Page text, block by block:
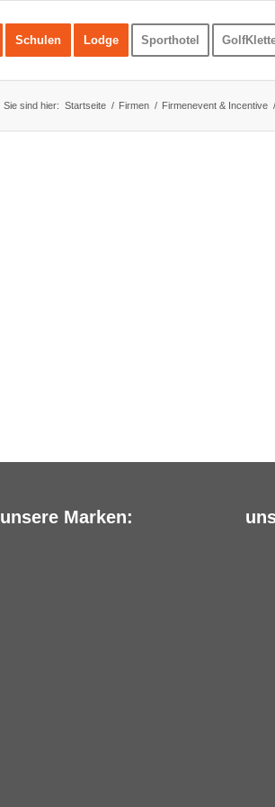
Schulen Lodge Sporthotel
Sie sind hier: Startseite / Firmen / Firmenevent & Incentive /
unsere Marken: